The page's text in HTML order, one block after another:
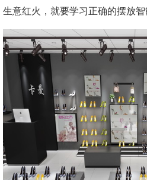
生意红火，就要学习正确的摆放智